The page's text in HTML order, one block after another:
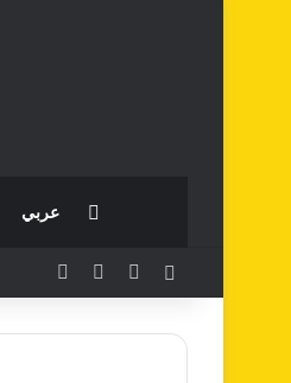
عربي
Facebook Instagram